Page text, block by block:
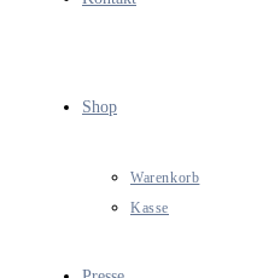
Shop
Warenkorb
Kasse